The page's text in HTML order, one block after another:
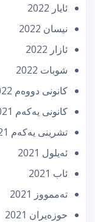
ئایار 2022
نیسان 2022
ئازار 2022
شوبات 2022
كانونی دووه‌م 2022
كانونی یه‌كه‌م 2021
تشرینی یه‌كه‌م 2021
ئه‌یلول 2021
ئاب 2021
تەممووز 2021
حوزه‌یران 2021